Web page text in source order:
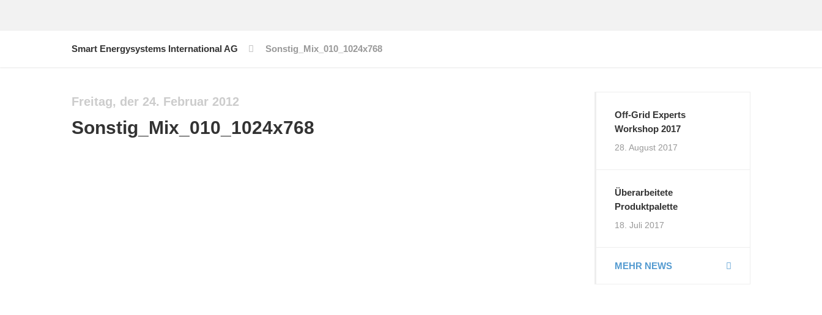
Smart Energysystems International AG Sonstig_Mix_010_1024x768
Freitag, der 24. Februar 2012
Sonstig_Mix_010_1024x768
Off-Grid Experts
Workshop 2017
28. August 2017
Überarbeitete
Produktpalette
18. Juli 2017
MEHR NEWS